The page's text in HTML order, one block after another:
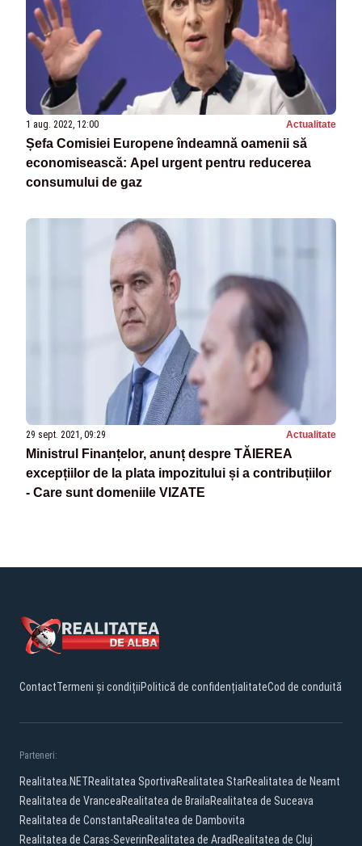
1 aug. 2022, 12:00 Actualitate
Șefa Comisiei Europene îndeamnă oamenii să
economisească: Apel urgent pentru reducerea
consumului de gaz
29 sept. 2021, 09:29 Actualitate
Ministrul Finanțelor, anunț despre TĂIEREA
excepțiilor de la plata impozitului și a contribuțiilor
- Care sunt domeniile VIZATE
ContactTermeni și condițiiPolitică de confidențialitateCod de conduită
Parteneri:
Realitatea.NETRealitatea SportivaRealitatea StarRealitatea de Neamt
Realitatea de VranceaRealitatea de BrailaRealitatea de Suceava
Realitatea de ConstantaRealitatea de Dambovita
Realitatea de Caras-SeverinRealitatea de Arad Realitatea de Cluj